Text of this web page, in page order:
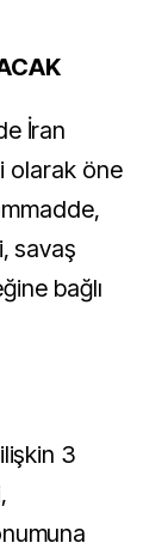
İran
olarak öne
savaş
bağlı
3